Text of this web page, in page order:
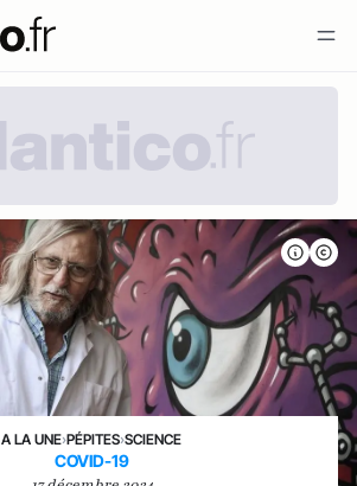
A LA UNE›PÉPITES›SCIENCE
COVID-19